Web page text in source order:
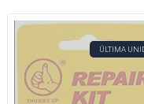
ÚLTIMA